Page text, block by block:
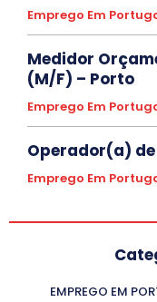
Emprego Em
Medidor
(M/F) – Porto
Emprego Em
Operador(a)
Emprego Em
EMPREGO EM